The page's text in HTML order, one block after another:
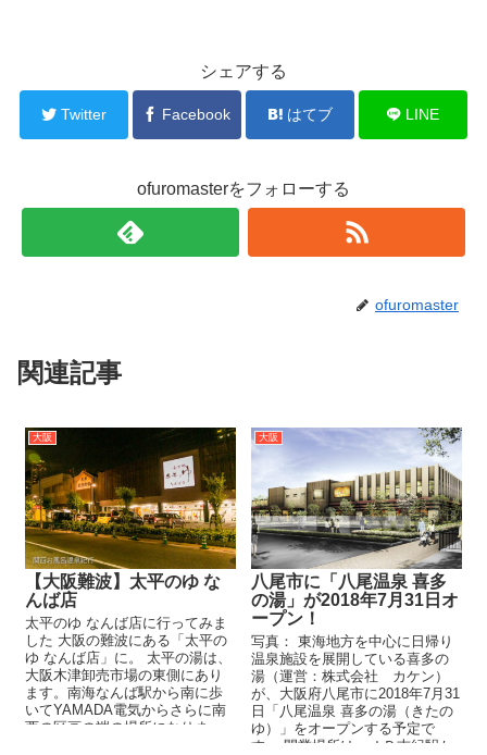
シェアする
Twitter Facebook はてブ LINE
ofuromasterをフォローする
ofuromaster
関連記事
大阪
【大阪難波】太平のゆ な
んば店
太平のゆ なんば店に行ってみま
した 大阪の難波にある「太平の
ゆ なんば店」に。 太平の湯は、
大阪木津卸売市場の東側にあり
ます。南海なんば駅から南に歩
いてYAMADA電気からさらに南
西の区画の端の場所になりま
大阪
八尾市に「八尾温泉 喜多
の湯」が2018年7月31日オ
ープン！
写真： 東海地方を中心に日帰り
温泉施設を展開している喜多の
湯（運営：株式会社 カケン）
が、大阪府八尾市に2018年7月31
日「八尾温泉 喜多の湯（きたの
ゆ）」をオープンする予定で
す。 開業場所は、ＪＲ志紀駅か